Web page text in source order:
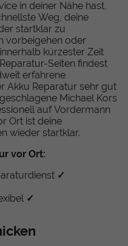
in deiner Nähe hast,
Weg, deine
startklar zu
vorbeigehen oder
kürzester Zeit
Seiten findest
erfahrene
Akku Reparatur sehr gut
Michael Kors
auf Vordermann
Ort ist deine
wieder startklar.
vor Ort:
✓
✓